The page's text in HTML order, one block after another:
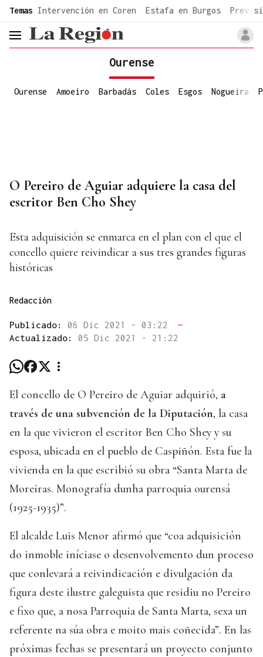
common.go-to-content
Temas Intervención en Coren Estafa en Burgos
header.menu.open
Ourense
Ourense Amoeiro Barbadás Coles Esgos Nogueira
O Pereiro de Aguiar adquiere la casa del
escritor Ben Cho Shey
Esta adquisición se enmarca en el plan con el que el
concello quiere reivindicar a sus tres grandes figuras
históricas
Redacción
Publicado: 06 Dic 2021 - 03:22
—
Actualizado: 05 Dic 2021 - 21:22
El concello de O Pereiro de Aguiar adquirió, a
través de una subvención de la Diputación, la casa
en la que vivieron el escritor Ben Cho Shey y su
esposa, ubicada en el pueblo de Caspiñón. Esta fue la
vivienda en la que escribió su obra “Santa Marta de
Moreiras. Monografía dunha parroquia ourensá
(1925-1935)”.
El alcalde Luis Menor afirmó que “coa adquisición
do inmoble iníciase o desenvolvemento dun proceso
que conlevará a reivindicación e divulgación da
figura deste ilustre galeguista que residiu no Pereiro
e fixo que, a nosa Parroquia de Santa Marta, sexa un
referente na súa obra e moito mais coñecida”. En las
próximas fechas se presentará un proyecto conjunto